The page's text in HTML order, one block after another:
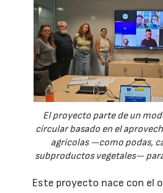
El proyecto parte de un
circular basado en el
agrícolas —como podas,
subproductos vegetales—
Este proyecto nace con el